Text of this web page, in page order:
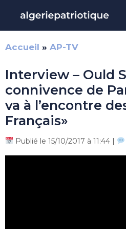
contenu
Accueil » AP-TV
Interview – Ould
connivence de
va à l’encontre
Français»
Publié le 15/10/2017 à 11:44 |